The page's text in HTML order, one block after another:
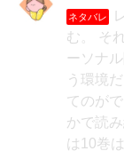
ネタバレ
む。 そ
ーソナ
う環境
てのが
かで読
は10巻